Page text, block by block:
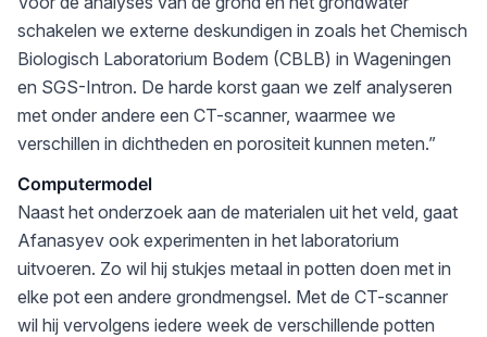
schakelen we externe deskundigen in zoals het Chemisch
Biologisch Laboratorium Bodem (CBLB) in Wageningen
en SGS-Intron. De harde korst gaan we zelf analyseren
met onder andere een CT-scanner, waarmee we
verschillen in dichtheden en porositeit kunnen meten.”
Computermodel
Naast het onderzoek aan de materialen uit het veld, gaat
Afanasyev ook experimenten in het laboratorium
uitvoeren. Zo wil hij stukjes metaal in potten doen met in
elke pot een andere grondmengsel. Met de CT-scanner
wil hij vervolgens iedere week de verschillende potten